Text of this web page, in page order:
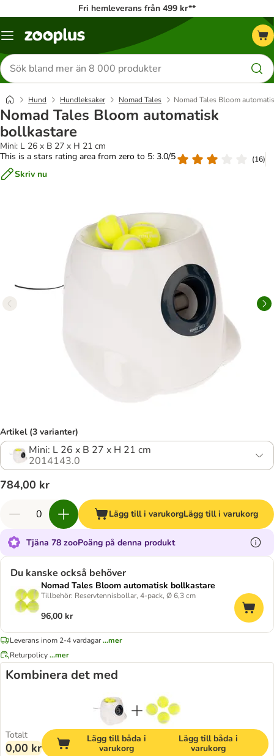
Fri hemleverans från 499 kr**
Katalogmeny
Sök
efter
produkter
Hund Hundleksaker Nomad Tales Nomad Tales Bloom
Nomad Tales Bloom automatisk
bollkastare
Mini: L 26 x B 27 x H 21 cm
This is a stars rating area from zero to 5: 3.0/5
(16)
Skriv nu
Artikel (3 varianter)
Mini: L 26 x B 27 x H 21 cm
2014143.0
784,00 kr
Lägg till i varukorgLägg till i varukorg
Tjäna 78 zooPoäng på denna produkt
Du kanske också behöver
Nomad Tales Bloom automatisk bollkastare
Tillbehör: Reservtennisbollar, 4-pack, Ø 6,3 cm
96,00 kr
Leverans inom 2-4 vardagar...mer
Returpolicy...mer
Kombinera det med
Totalt
0,00 kr
Lägg till båda i
varukorg
Lägg till båda i
varukorg